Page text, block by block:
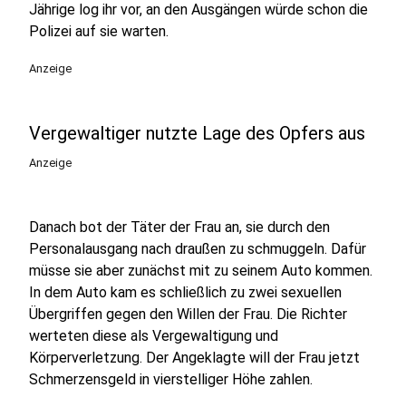
Jährige log ihr vor, an den Ausgängen würde schon die
Polizei auf sie warten.
Anzeige
Vergewaltiger nutzte Lage des Opfers aus
Anzeige
Danach bot der Täter der Frau an, sie durch den
Personalausgang nach draußen zu schmuggeln. Dafür
müsse sie aber zunächst mit zu seinem Auto kommen.
In dem Auto kam es schließlich zu zwei sexuellen
Übergriffen gegen den Willen der Frau. Die Richter
werteten diese als Vergewaltigung und
Körperverletzung. Der Angeklagte will der Frau jetzt
Schmerzensgeld in vierstelliger Höhe zahlen.